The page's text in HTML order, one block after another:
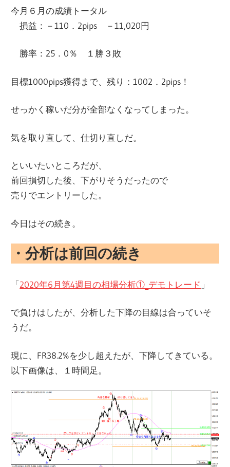
今月６月の成績トータル
損益：－110．2pips －11,020円
勝率：25．0％ １勝３敗
目標1000pips獲得まで、残り：1002．2pips！
せっかく稼いだ分が全部なくなってしまった。
気を取り直して、仕切り直しだ。
といいたいところだが、
前回損切した後、下がりそうだったので
売りでエントリーした。
今日はその続き。
・分析は前回の続き
「2020年6月第4週目の相場分析①_デモトレード 」
で負けはしたが、分析した下降の目線は合っていそ
うだ。
現に、FR38.2%を少し超えたが、下降してきている。
以下画像は、１時間足。